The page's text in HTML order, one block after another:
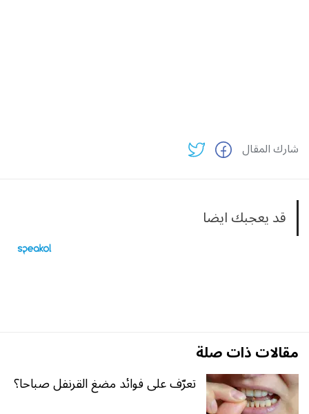
شارك المقال
قد يعجبك ايضا
مقالات ذات صلة
تعرّف على فوائد مضغ القرنفل صباحا؟